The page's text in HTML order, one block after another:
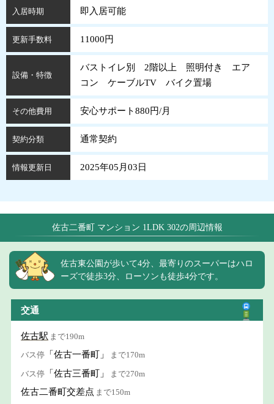
入居時期 即入居可能
更新手数料 11000円
設備・特徴
バストイレ別 2階以上 照明付き エア
コン ケーブルTV バイク置場
その他費用 安心サポート880円/月
契約分類 通常契約
情報更新日 2025年05月03日
佐古二番町 マンション 1LDK 302の周辺情報
佐古東公園が歩いて4分、最寄りのスーパーはハロ
ーズで徒歩3分、ローソンも徒歩4分です。
交通
佐古駅 まで190m
バス停 「佐古一番町」 まで170m
バス停 「佐古三番町」 まで270m
佐古二番町交差点 まで150m